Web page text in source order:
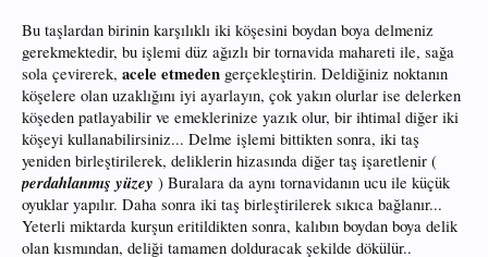
Bu taşlardan birinin karşılıklı iki köşesini boydan boya delmeniz
gerekmektedir, bu işlemi düz ağızlı bir tornavida mahareti ile, sağa
sola çevirerek, acele etmeden gerçekleştirin. Deldiğiniz noktanın
köşelere olan uzaklığını iyi ayarlayın, çok yakın olurlar ise delerken
köşeden patlayabilir ve emeklerinize yazık olur, bir ihtimal diğer iki
köşeyi kullanabilirsiniz... Delme işlemi bittikten sonra, iki taş
yeniden birleştirilerek, deliklerin hizasında diğer taş işaretlenir (
perdahlanmış yüzey ) Buralara da aynı tornavidanın ucu ile küçük
oyuklar yapılır. Daha sonra iki taş birleştirilerek sıkıca bağlanır...
Yeterli miktarda kurşun eritildikten sonra, kalıbın boydan boya delik
olan kısmından, deliği tamamen dolduracak şekilde dökülür..